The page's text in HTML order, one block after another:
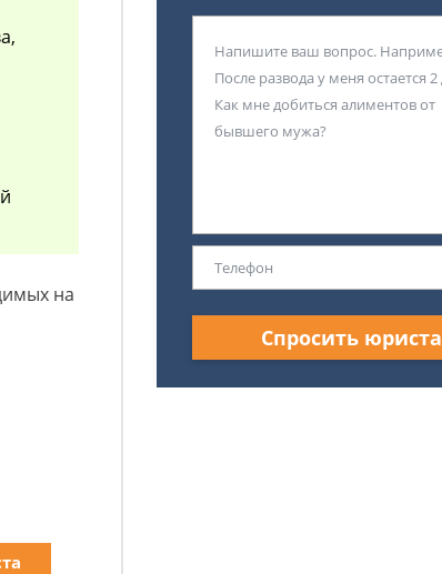
на
Спросить юриста